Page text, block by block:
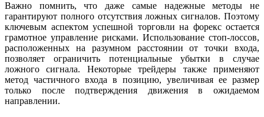
Важно помнить, что даже самые надежные методы не
гарантируют полного отсутствия ложных сигналов. Поэтому
ключевым аспектом успешной торговли на форекс остается
грамотное управление рисками. Использование стоп-лоссов,
расположенных на разумном расстоянии от точки входа,
позволяет ограничить потенциальные убытки в случае
ложного сигнала. Некоторые трейдеры также применяют
метод частичного входа в позицию, увеличивая ее размер
только после подтверждения движения в ожидаемом
направлении.